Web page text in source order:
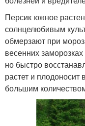
Персик южное
солнцелюбивым
обмерзают при
весенних
но быстро
растет и
большим